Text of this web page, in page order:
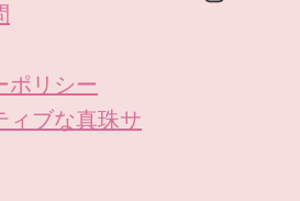
ポリシー
ィブな真珠サ